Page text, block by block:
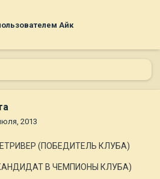
Айк
2013
(ПОБЕДИТЕЛЬ КЛУБА)
В ЧЕМПИОНЫ КЛУБА)